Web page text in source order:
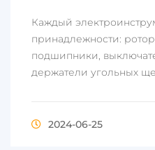
Каждый
принадлежности:
подшипники,
держатели угольных
2024-06-25